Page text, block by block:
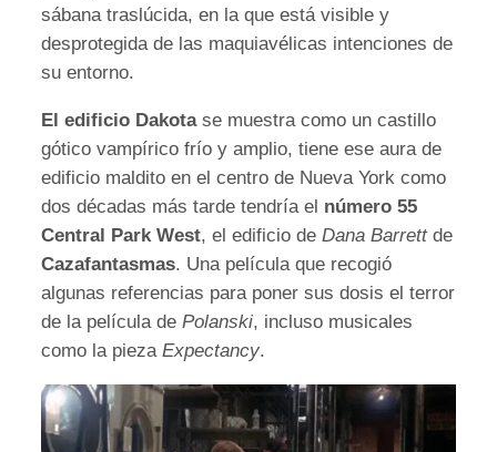
sábana traslúcida, en la que está visible y
desprotegida de las maquiavélicas intenciones de
su entorno.
El edificio Dakotase muestra como un castillo
gótico vampírico frío y amplio, tiene ese aura de
edificio maldito en el centro de Nueva York como
dos décadas más tarde tendría el número 55
Central Park West, el edificio deDana Barrettde
Cazafantasmas. Una película que recogió
algunas referencias para poner sus dosis el terror
de la película dePolanski, incluso musicales
como la piezaExpectancy.